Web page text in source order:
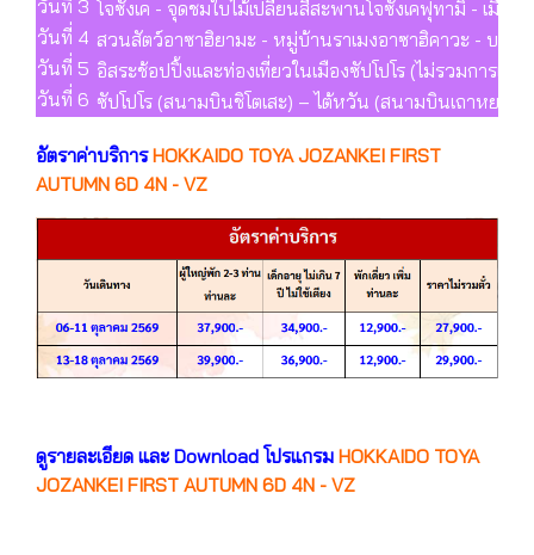
วันที่ 3 โจซังเค - จุดชมใบไม้เปลี่ยนสีสะพานโจซังเคฟุทามิ - เมื
วันที่ 4 สวนสัตว์อาซาฮิยามะ - หมู่บ้านราเมงอาซาฮิคาวะ - บลูพ
วันที่ 5 อิสระช้อปปิ้งและท่องเที่ยวในเมืองซัปโปโร (ไม่รวมการเ
วันที่ 6 ซัปโปโร (สนามบินชิโตเสะ) – ไต้หวัน (สนามบินเถาหยว
อัตราค่าบริการHOKKAIDO TOYA JOZANKEI FIRST
AUTUMN 6D 4N - VZ
ดูรายละเอียด และ Download โปรแกรม HOKKAIDO TOYA
JOZANKEI FIRST AUTUMN 6D 4N - VZ